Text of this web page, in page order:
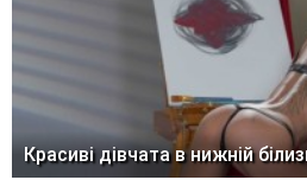
Красиві дівчата в нижній